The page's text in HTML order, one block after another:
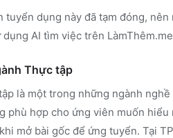
tuyển dụng này đã tạm đóng,
dụng AI tìm việc trên LàmThêm.me
Thực tập
là một trong những ngành
phù hợp cho ứng viên muốn
mở bài gốc để ứng tuyển. Tại